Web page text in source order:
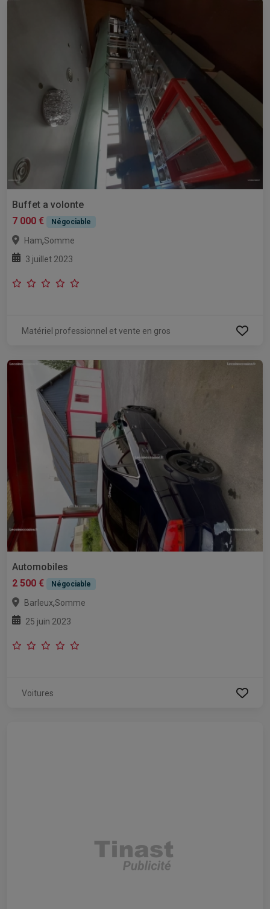
Buffet a volonte
7 000 €
Négociable
Ham,Somme
3 juillet 2023
Matériel professionnel et vente en gros
Automobiles
2 500 €
Négociable
Barleux,Somme
25 juin 2023
Voitures